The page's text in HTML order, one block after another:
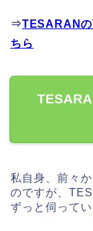
⇒TESARANの
ちら
私自身、前々
のですが、
ずっと伺ってい